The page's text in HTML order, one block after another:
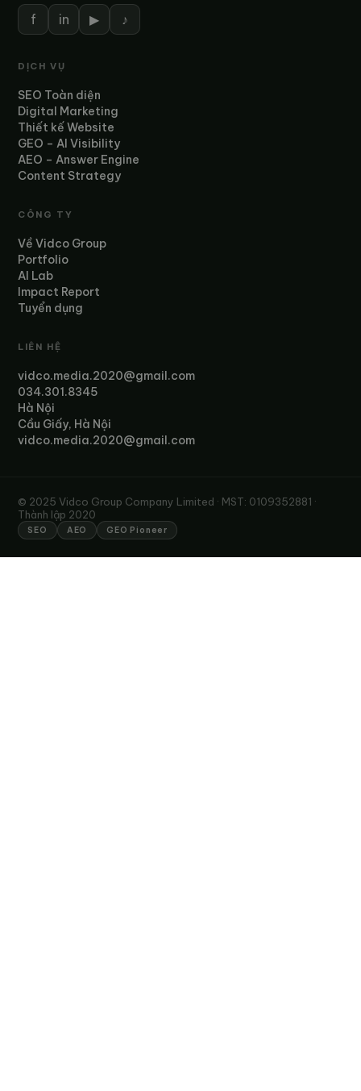
f in ▶ ♪
DỊCH VỤ
SEO Toàn diện
Digital Marketing
Thiết kế Website
GEO – AI Visibility
AEO – Answer Engine
Content Strategy
CÔNG TY
Về Vidco Group
Portfolio
AI Lab
Impact Report
Tuyển dụng
LIÊN HỆ
vidco.media.2020@gmail.com
034.301.8345
Hà Nội
Cầu Giấy, Hà Nội
vidco.media.2020@gmail.com
© 2025 Vidco Group Company Limited · MST: 0109352881 ·
Thành lập 2020
SEO AEO GEO Pioneer